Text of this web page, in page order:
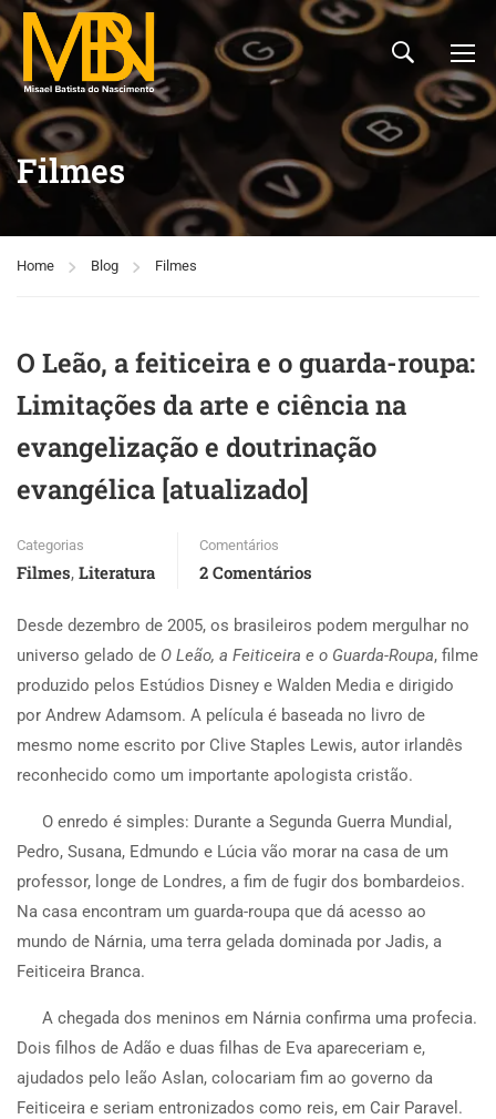
Filmes
Home Blog Filmes
O Leão, a feiticeira e o guarda-roupa:
Limitações da arte e ciência na
evangelização e doutrinação
evangélica [atualizado]
Categorias
Filmes, Literatura
Comentários
2 Comentários
Desde dezembro de 2005, os brasileiros podem mergulhar no
universo gelado de O Leão, a Feiticeira e o Guarda-Roupa, filme
produzido pelos Estúdios Disney e Walden Media e dirigido
por Andrew Adamsom. A película é baseada no livro de
mesmo nome escrito por Clive Staples Lewis, autor irlandês
reconhecido como um importante apologista cristão.
O enredo é simples: Durante a Segunda Guerra Mundial,
Pedro, Susana, Edmundo e Lúcia vão morar na casa de um
professor, longe de Londres, a fim de fugir dos bombardeios.
Na casa encontram um guarda-roupa que dá acesso ao
mundo de Nárnia, uma terra gelada dominada por Jadis, a
Feiticeira Branca.
A chegada dos meninos em Nárnia confirma uma profecia.
Dois filhos de Adão e duas filhas de Eva apareceriam e,
ajudados pelo leão Aslan, colocariam fim ao governo da
Feiticeira e seriam entronizados como reis, em Cair Paravel.